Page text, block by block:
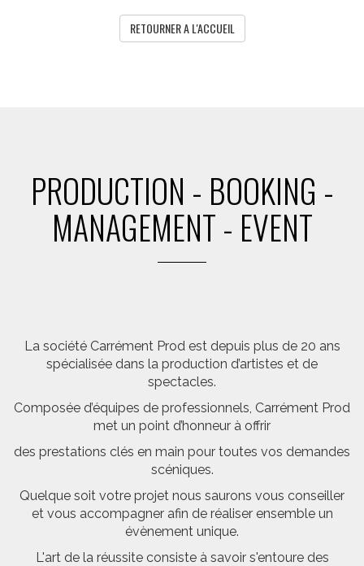
RETOURNER A L'ACCUEIL
PRODUCTION - BOOKING -
MANAGEMENT - EVENT
La société Carrément Prod est depuis plus de 20 ans
spécialisée dans la production d’artistes et de
spectacles.
Composée d’équipes de professionnels, Carrément Prod
met un point d’honneur à offrir
des prestations clés en main pour toutes vos demandes
scéniques.
Quelque soit votre projet nous saurons vous conseiller
et vous accompagner afin de réaliser ensemble un
évènement unique.
L'art de la réussite consiste à savoir s'entoure des